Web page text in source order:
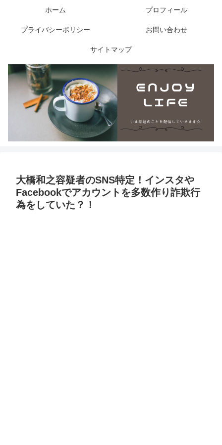
ホーム プロフィール
プライバシーポリシー お問い合わせ
サイトマップ
大橋和之容疑者のSNS特定！インスタや
Facebookでアカウントを多数作り詐欺行
為をしていた？！